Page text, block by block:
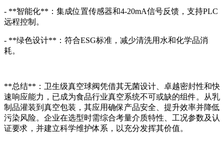
- **智能化**：集成位置传感器和4-20mA信号反馈，支持PLC
远程控制。
- **绿色设计**：符合ESG标准，减少清洗用水和化学品消
耗。
**总结**：卫生级真空球阀凭借其无菌设计、卓越密封性和快
速响应能力，已成为食品行业真空系统不可或缺的组件。从乳
制品灌装到真空包装，其应用确保产品安全、提升效率并降低
污染风险。企业在选型时需综合考量介质特性、工况参数及认
证要求，并建立科学维护体系，以充分发挥其价值。